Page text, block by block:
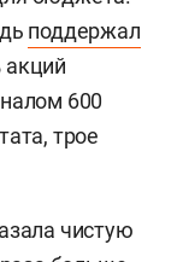
поддержал
акций
600
трое
чистую